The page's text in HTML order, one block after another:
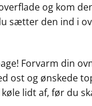
og kom
den ind i
Forvarm din
og ønskede
lidt af, før du